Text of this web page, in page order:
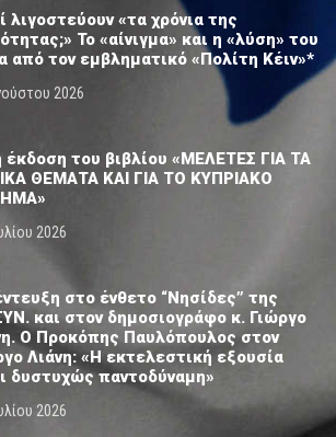
λιγοστεύουν «τα χρόνια της
Το «αίνιγμα» και η «λύση» του
από τον εμβληματικό «Πολίτη Κέιν»*
2026
έκδοση του βιβλίου «ΜΕΛΕΤΕΣ ΓΙΑ ΤΑ
ΘΕΜΑΤΑ ΚΑΙ ΓΙΑ ΤΟ ΚΥΠΡΙΑΚΟ
2026
στο ένθετο “Νησίδες” της
και στον δημοσιογράφο κ. Γιώργο
Ο Προκόπης Παυλόπουλος στον
Λιάνη: «Η εκτελεστική εξουσία
δυστυχώς παντοδύναμη»
2026